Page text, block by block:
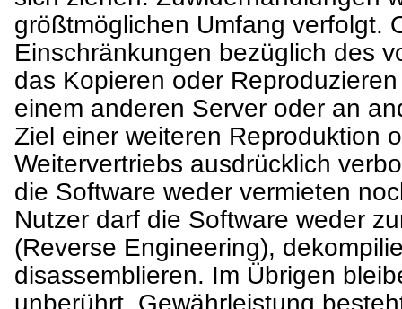
größtmöglichen Umfang verfolgt.
Einschränkungen bezüglich des
das Kopieren oder
einem anderen Server oder an
Ziel einer weiteren Reproduktion
Weitervertriebs ausdrücklich
die Software weder vermieten
Nutzer darf die Software weder
(Reverse Engineering),
disassemblieren. Im Übrigen
unberührt. Gewährleistung